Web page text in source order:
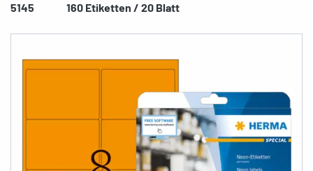
5145
160 Etiketten / 20 Blatt